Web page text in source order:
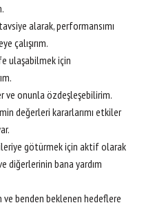
alarak, performansımı
çalışırım.
ulaşabilmek için
ve onunla özdeşleşebilirim.
değerleri kararlarımı etkiler
götürmek için aktif olarak
diğerlerinin bana yardım
ve benden beklenen hedeflere